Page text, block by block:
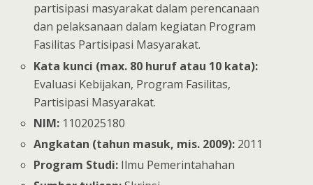
partisipasi masyarakat dalam perencanaan
dan pelaksanaan dalam kegiatan Program
Fasilitas Partisipasi Masyarakat.
Kata kunci (max. 80 huruf atau 10 kata):
Evaluasi Kebijakan, Program Fasilitas,
Partisipasi Masyarakat.
NIM: 1102025180
Angkatan (tahun masuk, mis. 2009): 2011
Program Studi: Ilmu Pemerintahahan